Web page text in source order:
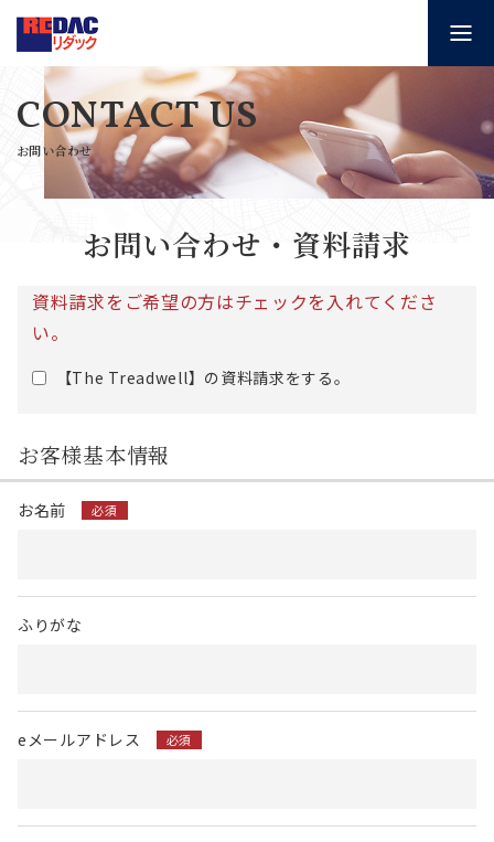
CONTACT US
お問い合わせ
お問い合わせ・資料請求
資料請求をご希望の方はチェックを入れてくださ
い。
【The Treadwell】の資料請求をする。
お客様基本情報
お名前 必須
ふりがな
eメールアドレス 必須